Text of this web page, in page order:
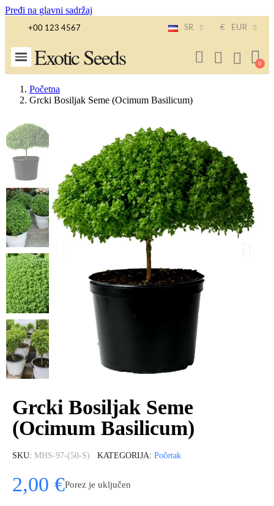
Pređi na glavni sadržaj
+00 123 4567 SR € EUR
Exotic Seeds
Početna
Grcki Bosiljak Seme (Ocimum Basilicum)
Grcki Bosiljak Seme
(Ocimum Basilicum)
SKU MHS-97-(50-S) KATEGORIJA Početak
2,00 €Porez je uključen